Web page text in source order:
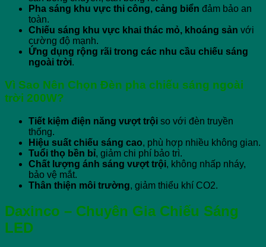
Pha sáng khu vực thi công, cảng biển đảm bảo an
toàn.
Chiếu sáng khu vực khai thác mỏ, khoáng sản với
cường độ mạnh.
Ứng dụng rộng rãi trong các nhu cầu chiếu sáng
ngoài trời.
Vì Sao Nên Chọn Đèn pha chiếu sáng ngoài
trời 200W?
Tiết kiệm điện năng vượt trội so với đèn truyền
thống.
Hiệu suất chiếu sáng cao, phù hợp nhiều không gian.
Tuổi thọ bền bỉ, giảm chi phí bảo trì.
Chất lượng ánh sáng vượt trội, không nhấp nháy,
bảo vệ mắt.
Thân thiện môi trường, giảm thiểu khí CO2.
Daxinco – Chuyên Gia Chiếu Sáng
LED